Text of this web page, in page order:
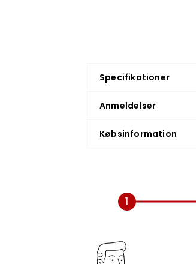
Specifikationer
Anmeldelser
Købsinformation
1